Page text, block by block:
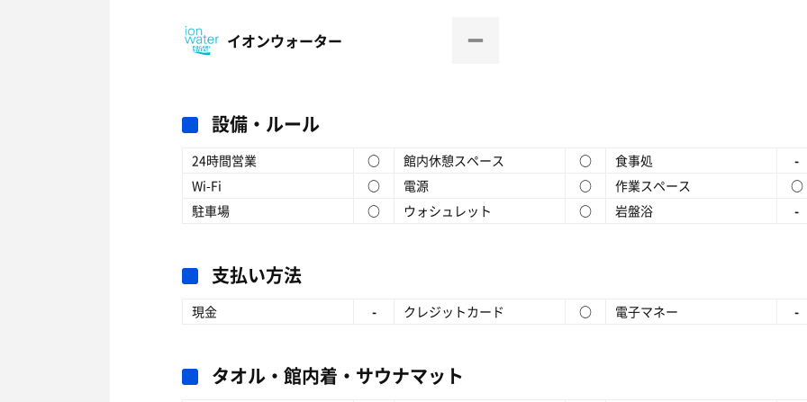
イオンウォーター
設備・ルール
24時間営業 ○ 館内休憩スペース ○ 食事処
-
Wi-Fi
○ 電源 ○ 作業スペース
○
駐車場
○ ウォシュレット ○ 岩盤浴 -
支払い方法
現金 - クレジットカード ○ 電子マネー -
タオル・館内着・サウナマット